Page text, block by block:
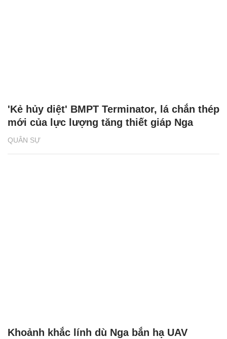
QUÂN SỰ
'Kẻ hủy diệt' BMPT Terminator, lá chắn thép
mới của lực lượng tăng thiết giáp Nga
Khoảnh khắc lính dù Nga bắn hạ UAV